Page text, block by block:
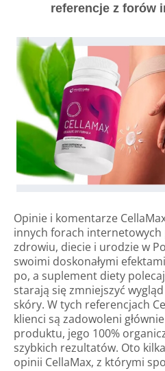
referencje z forów
Opinie i komentarze
innych forach internetowych
zdrowiu, diecie i urodzie w
swoimi doskonałymi
po, a suplement diety
starają się zmniejszyć
skóry. W tych referencjach
klienci są zadowoleni
produktu, jego 100%
szybkich rezultatów. Oto
opinii CellaMax, z którymi